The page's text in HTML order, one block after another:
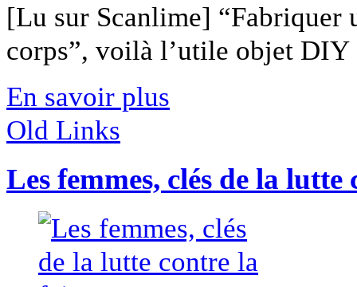
[Lu sur Scanlime] “Fabriquer
corps”, voilà l’utile objet
En savoir plus
Old Links
Les femmes, clés de la